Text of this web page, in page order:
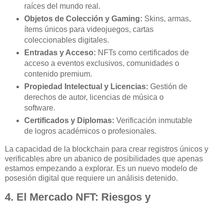
raíces del mundo real.
Objetos de Colección y Gaming: Skins, armas,
ítems únicos para videojuegos, cartas
coleccionables digitales.
Entradas y Acceso: NFTs como certificados de
acceso a eventos exclusivos, comunidades o
contenido premium.
Propiedad Intelectual y Licencias: Gestión de
derechos de autor, licencias de música o
software.
Certificados y Diplomas: Verificación inmutable
de logros académicos o profesionales.
La capacidad de la blockchain para crear registros únicos y
verificables abre un abanico de posibilidades que apenas
estamos empezando a explorar. Es un nuevo modelo de
posesión digital que requiere un análisis detenido.
4. El Mercado NFT: Riesgos y